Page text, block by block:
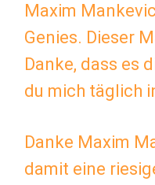
Maxim
Genies. Dieser
Danke, dass es
du mich täglich
Danke Maxim
damit eine